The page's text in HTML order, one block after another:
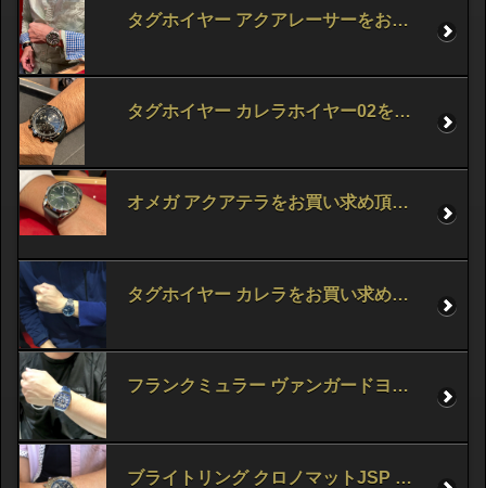
タグホイヤー アクアレーサーをお買い求め頂きました！
タグホイヤー カレラホイヤー02をお買い求め頂きました！
オメガ アクアテラをお買い求め頂きました！
タグホイヤー カレラをお買い求め頂きました！
フランクミュラー ヴァンガードヨッティング をお求め頂きました！
ブライトリング クロノマットJSP をお求め頂きました！